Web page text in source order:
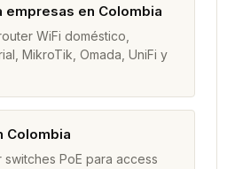
empresas en Colombia
WiFi doméstico,
MikroTik, Omada, UniFi y
Colombia
PoE para access